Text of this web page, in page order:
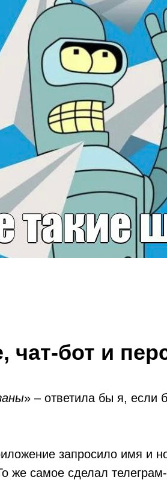
чат-бот и
» – ответила бы я, если
запросило имя и
же самое сделал